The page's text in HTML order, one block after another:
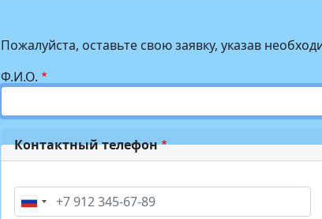
Пожалуйста, оставьте свою заявку, указав
Ф.И.О.
Контактный телефон
Phone